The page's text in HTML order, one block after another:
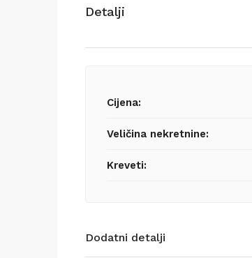
Detalji
Cijena:
Veličina nekretnine:
Kreveti:
Dodatni detalji